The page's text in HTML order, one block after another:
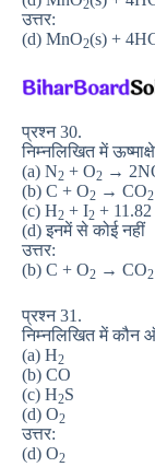
2
उत्तर:
(d) MnO2(s) +
प्रश्न 30.
निम्नलिखित में
(a) N2 + O2 →
(b) C + O2 → CO2
(c) H2 + I2 +
(d) इनमें से कोई नहीं
उत्तर:
(b) C + O2 → CO2
प्रश्न 31.
निम्नलिखित में कौन
(a) H2
(b) CO
(c) H2S
(d) O2
उत्तर:
(d) O2